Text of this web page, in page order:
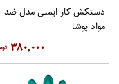
دستکش کار ایمنی مدل ضد
مواد پوشا
۳۸۰,۰۰۰